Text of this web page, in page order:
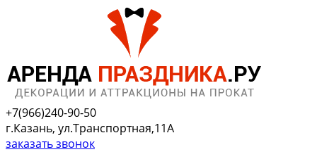
+7(966)240-90-50
г.Казань, ул.Транспортная,11А
заказать звонок